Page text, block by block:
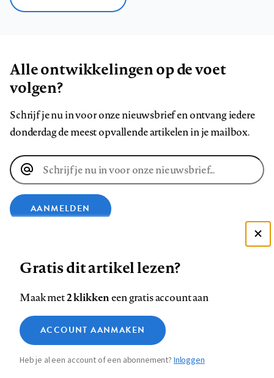
Alle ontwikkelingen op de voet
volgen?
Schrijf je nu in voor onze nieuwsbrief en ontvang iedere
donderdag de meest opvallende artikelen in je mailbox.
E-
mailadres
AANMELDEN
op
Facebook
op
LinkedIn
op
Bluesky
ons
op
InstagramYouTube
Footer
navigation
Contact Colofon Disclaimer Privacy
Medische vragen verdienen
betrouwbare antwoorden
Zie onze cookie policy
Functionele cookies
Analytische cookies
Marketing cookies
Gratis dit artikel lezen?
Maak met2 klikkeneen gratis account aan
ACCOUNT AANMAKEN
Heb je al een account of een abonnement? Inloggen